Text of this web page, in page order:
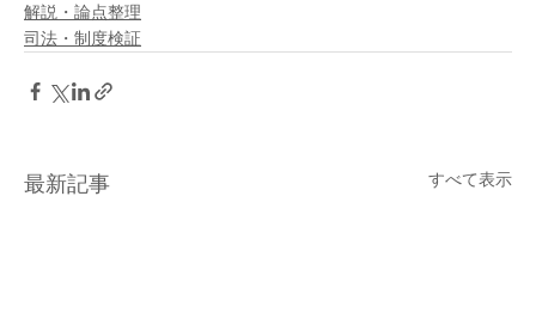
解説・論点整理
司法・制度検証
最新記事 すべて表示